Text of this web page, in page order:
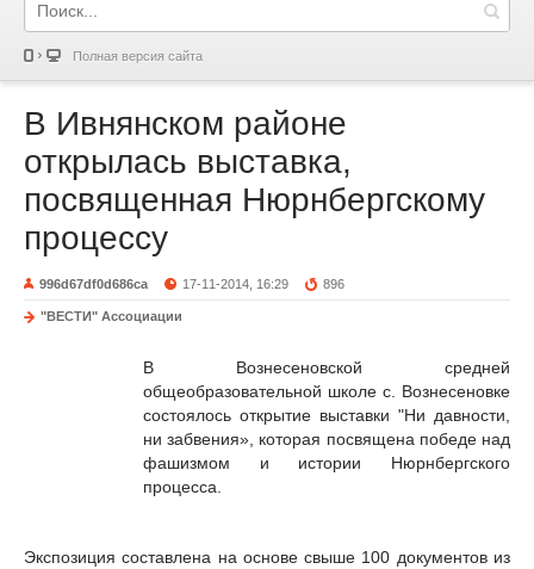
Полная версия сайта
В Ивнянском районе
открылась выставка,
посвященная Нюрнбергскому
процессу
996d67df0d686ca 17-11-2014, 16:29 896
"ВЕСТИ" Ассоциации
В Вознесеновской средней
общеобразовательной школе с. Вознесеновке
состоялось открытие выставки "Ни давности,
ни забвения», которая посвящена победе над
фашизмом и истории Нюрнбергского
процесса.
Экспозиция составлена на основе свыше 100 документов из